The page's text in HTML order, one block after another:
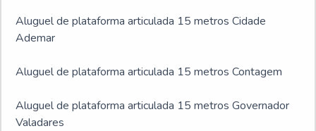
Aluguel de plataforma articulada 15 metros Cidade
Ademar
Aluguel de plataforma articulada 15 metros Contagem
Aluguel de plataforma articulada 15 metros Governador
Valadares